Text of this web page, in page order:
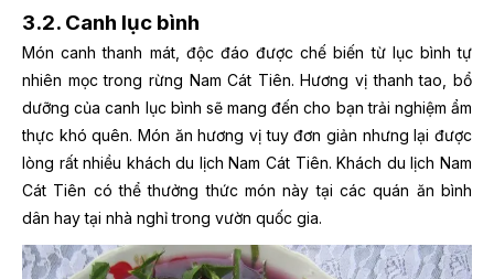
3.2. Canh lục bình
Món canh thanh mát, độc đáo được chế biến từ lục bình tự
nhiên mọc trong rừng Nam Cát Tiên. Hương vị thanh tao, bổ
dưỡng của canh lục bình sẽ mang đến cho bạn trải nghiệm ẩm
thực khó quên. Món ăn hương vị tuy đơn giản nhưng lại được
lòng rất nhiều khách du lịch Nam Cát Tiên. Khách du lịch Nam
Cát Tiên có thể thưởng thức món này tại các quán ăn bình
dân hay tại nhà nghỉ trong vườn quốc gia.